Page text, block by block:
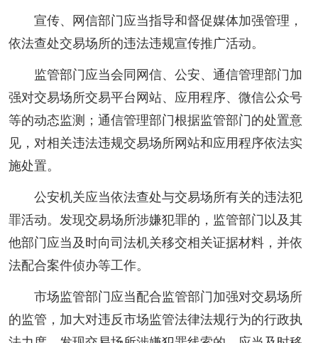
宣传、网信部门应当指导和督促媒体加强管理，
依法查处交易场所的违法违规宣传推广活动。
监管部门应当会同网信、公安、通信管理部门加
强对交易场所交易平台网站、应用程序、微信公众号
等的动态监测；通信管理部门根据监管部门的处置意
见，对相关违法违规交易场所网站和应用程序依法实
施处置。
公安机关应当依法查处与交易场所有关的违法犯
罪活动。发现交易场所涉嫌犯罪的，监管部门以及其
他部门应当及时向司法机关移交相关证据材料，并依
法配合案件侦办等工作。
市场监管部门应当配合监管部门加强对交易场所
的监管，加大对违反市场监管法律法规行为的行政执